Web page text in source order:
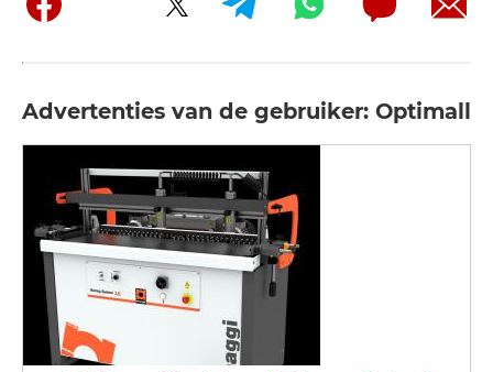
Advertenties van de gebruiker: Optimall